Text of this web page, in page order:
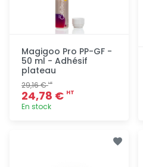
Magigoo Pro PP-GF -
50 ml - Adhésif
plateau
29,16 €HT
24,78 € HT
En stock